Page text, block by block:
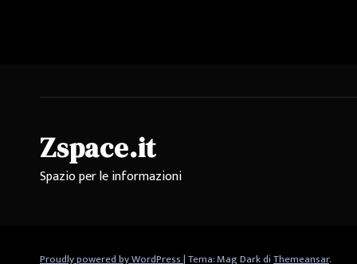
Zspace.it
Spazio per le informazioni
Proudly powered by WordPress|Tema: Mag Dark diThemeansar.